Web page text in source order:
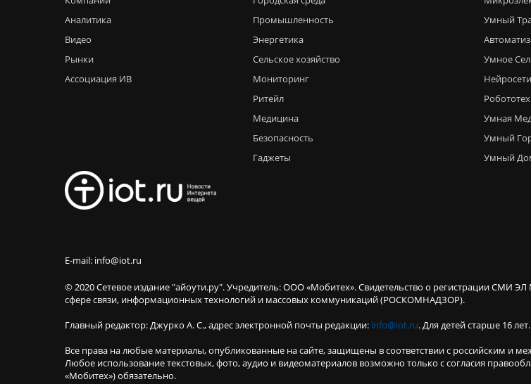
Аналитика
Видео
Рынки
Ассоциация ИВ
Промышленность
Энергетика
Сельское хозяйство
Мониторинг
Ритейл
Медицина
Безопасность
Гаджеты
Умный
Умное
Нейросети
Умная
Умный
Умный
E-mail: info@iot.ru
© 2020 Сетевое издание "айоути.ру". Учредитель: ООО «Мобитех». Свидетельство о регистрации СМИ
сфере связи, информационных технологий и массовых коммуникаций (РОСКОМНАДЗОР).
Главный редактор: Джурко А. С., адрес электронной почты редакции: info@iot.ru. Для детей старше 16 лет.
Все права на любые материалы, опубликованные на сайте, защищены в соответствии с российским и
Любое использование текстовых, фото, аудио и видеоматериалов возможно только с согласия
«Мобитех») обязательно.